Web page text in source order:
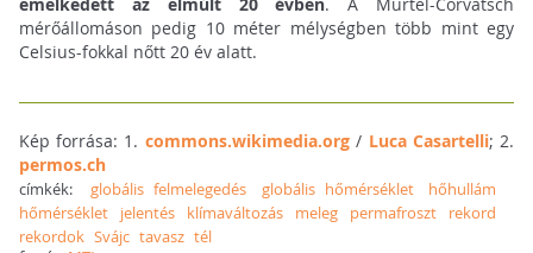
mérőállomáson pedig 10 méter mélységben több mint egy
Celsius-fokkal nőtt 20 év alatt.
Kép forrása: 1. commons.wikimedia.org/ Luca Casartelli; 2.
permos.ch
címkék:globális felmelegedés globális hőmérséklet
hőhullám
hőmérséklet
jelentés klímaváltozás meleg permafroszt
rekord
rekordok Svájc tavasz tél